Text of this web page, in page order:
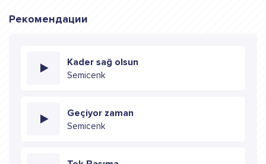
Рекомендации
Kader sağ olsun
Semicenk
Geçiyor zaman
Semicenk